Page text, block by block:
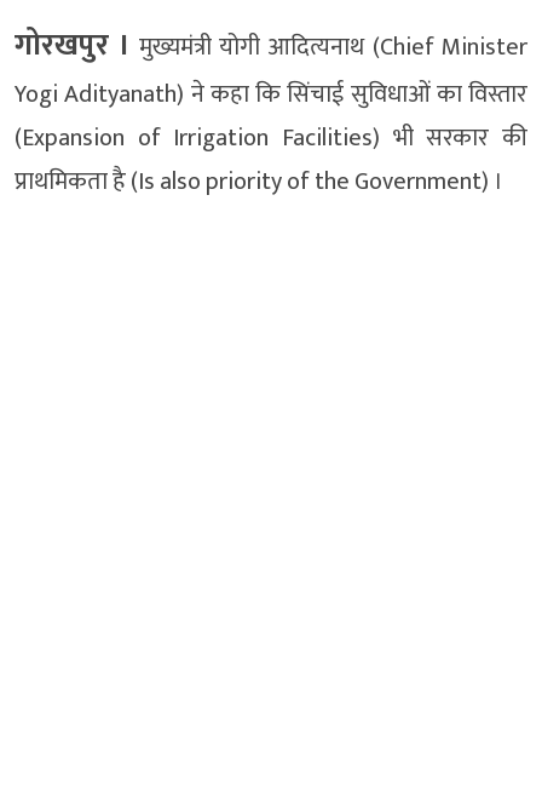
गोरखपुर । मुख्यमंत्री योगी आदित्यनाथ (Chief Minister
Yogi Adityanath) ने कहा कि सिंचाई सुविधाओं का विस्तार
(Expansion of Irrigation Facilities) भी सरकार की
प्राथमिकता है (Is also priority of the Government) ।